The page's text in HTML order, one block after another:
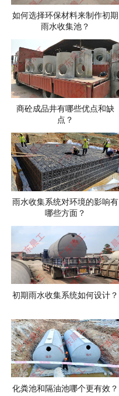
如何选择环保材料来制作初期
雨水收集池？
商砼成品井有哪些优点和缺
点？
雨水收集系统对环境的影响有
哪些方面？
初期雨水收集系统如何设计？
化粪池和隔油池哪个更有效？